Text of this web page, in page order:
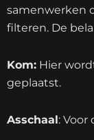
samenwerken
filteren. De
Kom: Hier
geplaatst.
Asschaal: Voor